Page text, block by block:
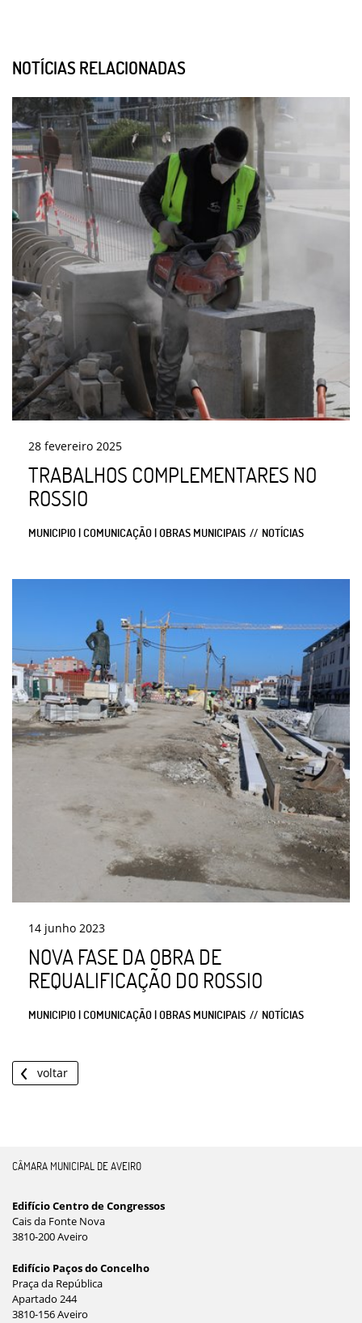
NOTÍCIAS RELACIONADAS
28 fevereiro 2025
TRABALHOS COMPLEMENTARES NO
ROSSIO
MUNICIPIO | COMUNICAÇÃO | OBRAS MUNICIPAIS NOTÍCIAS
14 junho 2023
NOVA FASE DA OBRA DE
REQUALIFICAÇÃO DO ROSSIO
MUNICIPIO | COMUNICAÇÃO | OBRAS MUNICIPAIS NOTÍCIAS
voltar
CÂMARA MUNICIPAL DE AVEIRO
Edifício Centro de Congressos
Cais da Fonte Nova
3810-200 Aveiro
Edifício Paços do Concelho
Praça da República
Apartado 244
3810-156 Aveiro